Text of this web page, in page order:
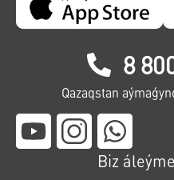
8
Qazaqstan
Biz